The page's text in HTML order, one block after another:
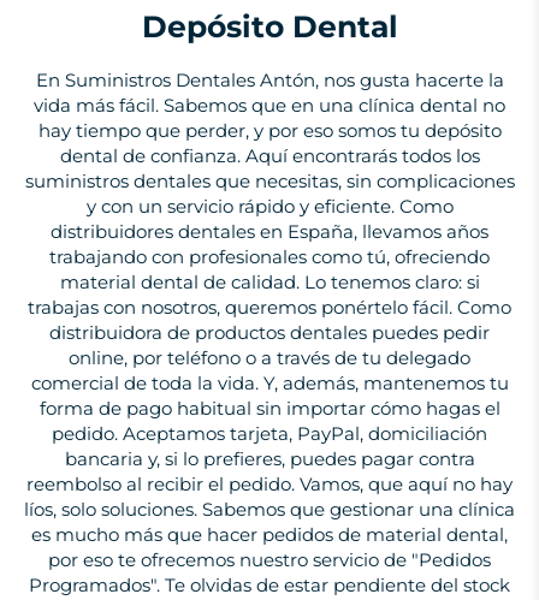
Depósito Dental
En Suministros Dentales Antón, nos gusta hacerte la
vida más fácil. Sabemos que en una clínica dental no
hay tiempo que perder, y por eso somos tu depósito
dental de confianza. Aquí encontrarás todos los
suministros dentales que necesitas, sin complicaciones
y con un servicio rápido y eficiente. Como
distribuidores dentales en España, llevamos años
trabajando con profesionales como tú, ofreciendo
material dental de calidad. Lo tenemos claro: si
trabajas con nosotros, queremos ponértelo fácil. Como
distribuidora de productos dentales puedes pedir
online, por teléfono o a través de tu delegado
comercial de toda la vida. Y, además, mantenemos tu
forma de pago habitual sin importar cómo hagas el
pedido. Aceptamos tarjeta, PayPal, domiciliación
bancaria y, si lo prefieres, puedes pagar contra
reembolso al recibir el pedido. Vamos, que aquí no hay
líos, solo soluciones. Sabemos que gestionar una clínica
es mucho más que hacer pedidos de material dental,
por eso te ofrecemos nuestro servicio de "Pedidos
Programados". Te olvidas de estar pendiente del stock